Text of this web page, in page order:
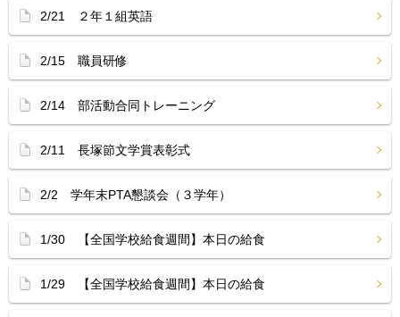
2/21 ２年１組英語
2/15 職員研修
2/14 部活動合同トレーニング
2/11 長塚節文学賞表彰式
2/2 学年末PTA懇談会（３学年）
1/30 【全国学校給食週間】本日の給食
1/29 【全国学校給食週間】本日の給食